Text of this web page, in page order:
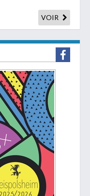
VOIR